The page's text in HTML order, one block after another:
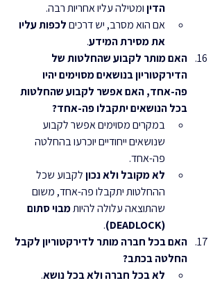
הדין ומטילה עליו אחריות רבה.
אם הוא מסרב, יש דרכים לכפות עליו
את מסירת המידע.
האם מותר לקבוע שהחלטות של
הדירקטוריון בנושאים מסוימים יהיו
פה-אחד, האם אפשר לקבוע שהחלטות
בכל הנושאים יתקבלו פה-אחד?
במקרים מסוימים אפשר לקבוע
שנושאים ייחודיים יוכרעו בהחלטה
פה-אחד.
לא מקובל ולא נכון לקבוע שכל
ההחלטות יתקבלו פה-אחד, משום
שהתוצאה עלולה להיות מבוי סתום
(DEADLOCK)
.
האם בכל חברה מותר לדירקטוריון לקבל
החלטה בכתב?
לא בכל חברה ולא בכל נושא.